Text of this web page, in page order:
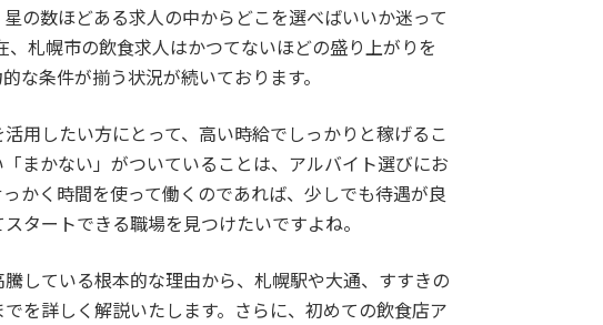
の数ほどある求人の中からどこを選べばいいか迷って
札幌市の飲食求人はかつてないほどの盛り上がりを
な条件が揃う状況が続いております。
用したい方にとって、高い時給でしっかりと稼げるこ
まかない」がついていることは、アルバイト選びにお
かく時間を使って働くのであれば、少しでも待遇が良
タートできる職場を見つけたいですよね。
している根本的な理由から、札幌駅や大通、すすきの
を詳しく解説いたします。さらに、初めての飲食店ア